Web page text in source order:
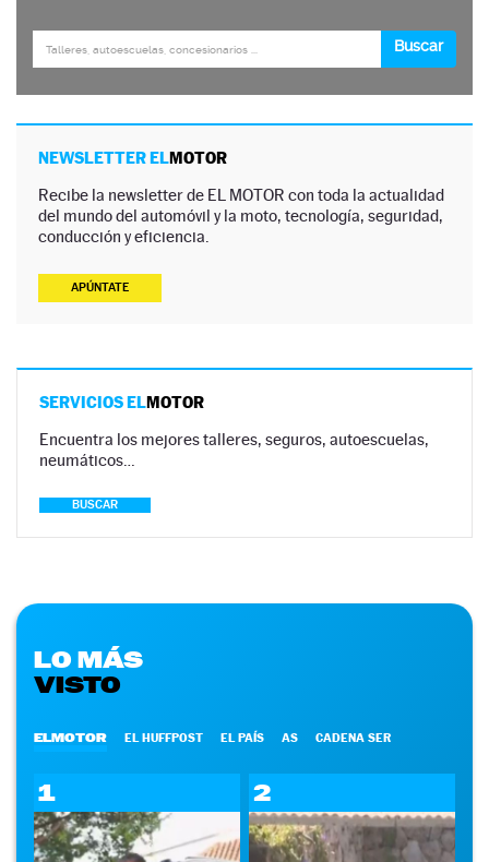
NEWSLETTER ELMOTOR
Recibe la newsletter de EL MOTOR con toda la actualidad
del mundo del automóvil y la moto, tecnología, seguridad,
conducción y eficiencia.
APÚNTATE
SERVICIOS ELMOTOR
Encuentra los mejores talleres, seguros, autoescuelas,
neumáticos…
BUSCAR
LO MÁS
VISTO
ELMOTOR EL HUFFPOST EL PAÍS AS CADENA SER
1 2